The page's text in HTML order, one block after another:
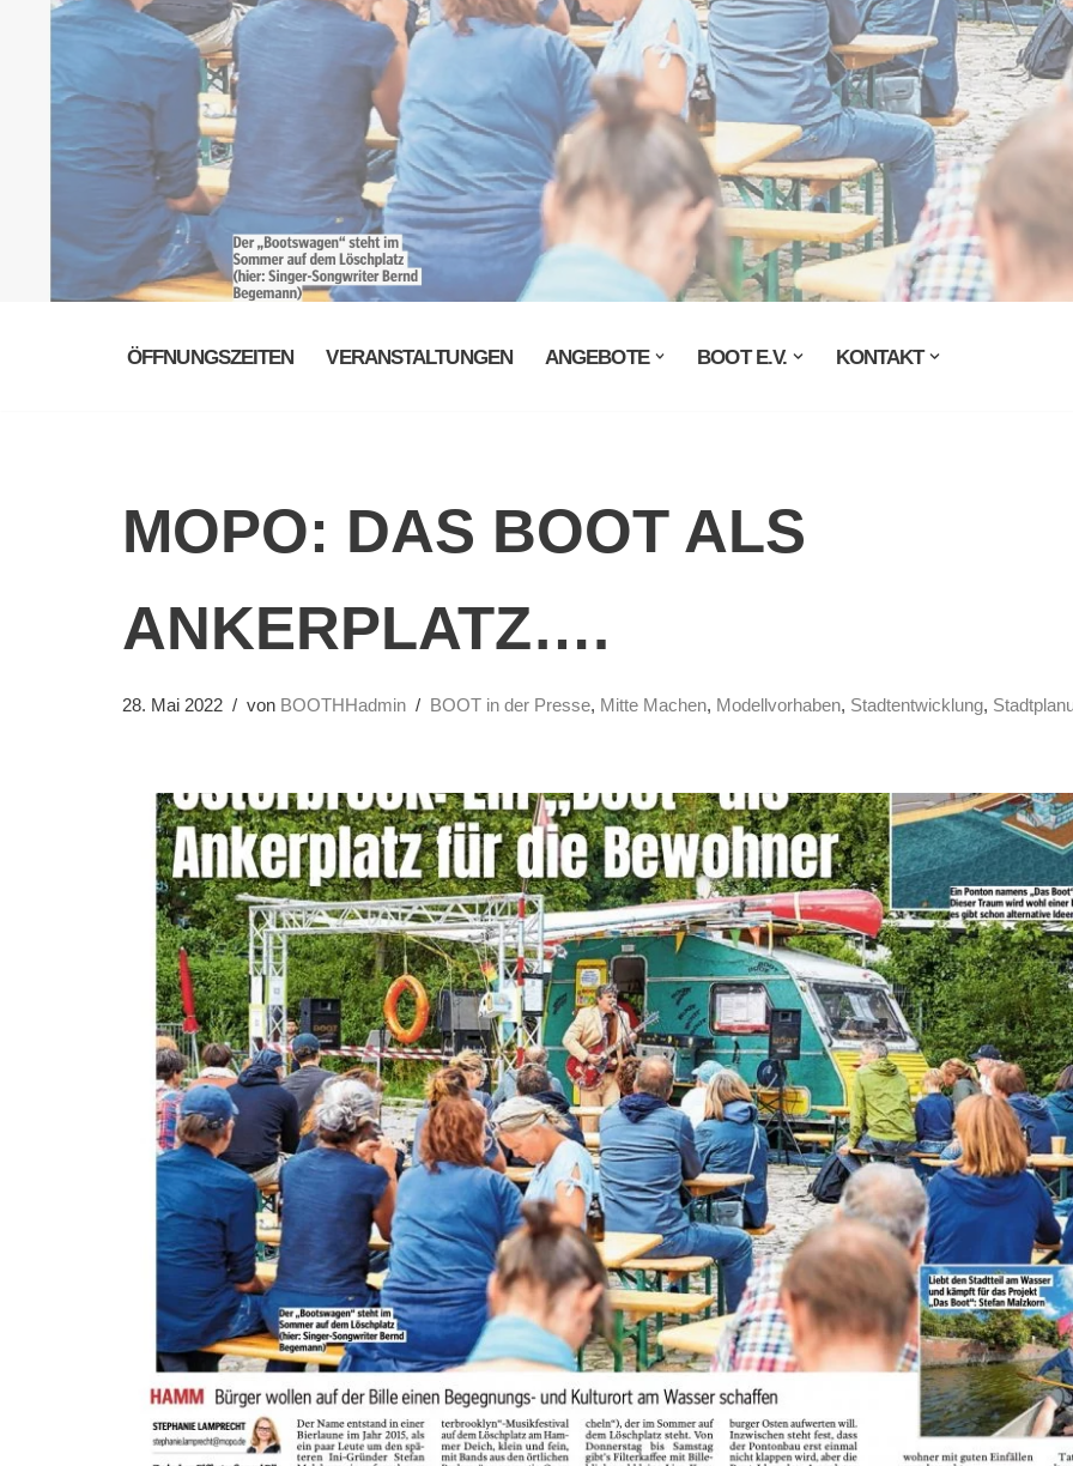
ÖFFNUNGSZEITEN VERANSTALTUNGEN ANGEBOTE BOOT E.V. KONTAKT
MOPO: DAS BOOT ALS
ANKERPLATZ….
28. Mai 2022 von BOOTHHadmin BOOT in der Presse, Mitte Machen, Modellvorhaben, Stadtentwicklung,